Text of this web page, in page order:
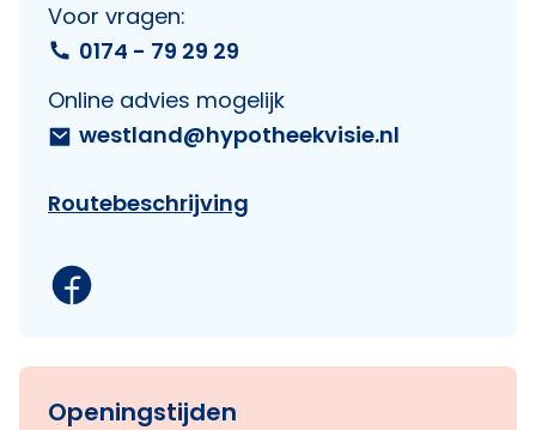
Voor vragen:
0174 - 79 29 29
Online advies mogelijk
westland@hypotheekvisie.nl
Routebeschrijving
Openingstijden